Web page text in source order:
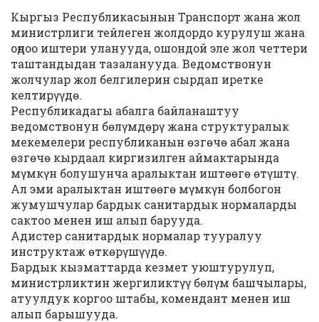
Кыргыз Республикасынын Транспорт жана жол
министрлиги тейлеген жолдордо курулуш жана
оңдоо иштери уланууда, ошондой эле жол четтери
таштандыдан тазаланууда. Ведомствонун
жолчулар жол белгилерин сырдап иретке
келтирүүдө.
Республикадагы абалга байланаштуу
ведомствонун бөлүмдөрү жана структуралык
мекемелери республиканын өзгөчө абал жана
өзгөчө кырдаал киргизилген аймактарында
мүмкүн болушунча аралыктан иштөөгө өтүштү.
Ал эми аралыктан иштөөгө мүмкүн болбогон
жумушчулар бардык санитардык нормаларды
сактоо менен иш алып барууда.
Адистер санитардык нормалар тууралуу
инструктаж өткөрүшүүдө.
Бардык кызматтарда кезмет уюштурулуп,
министрликтин жергиликтүү бөлүм башчылары,
атуулдук коргоо штабы, комендант менен иш
алып барышууда.